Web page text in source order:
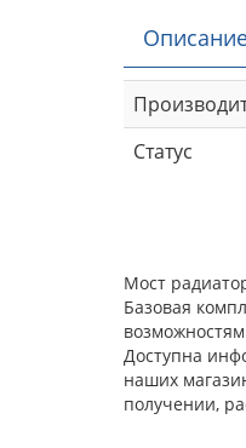
Статус
Мост
Базовая
Доступна
наших
получении,